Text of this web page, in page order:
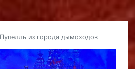
Пупелль из города дымоходов